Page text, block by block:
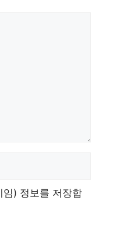
) 정보를 저장합